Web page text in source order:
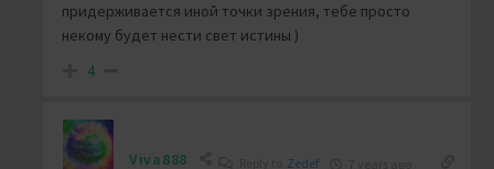
придерживается иной точки зрения, тебе просто
некому будет нести свет истины )
4
Viva888 Zedef